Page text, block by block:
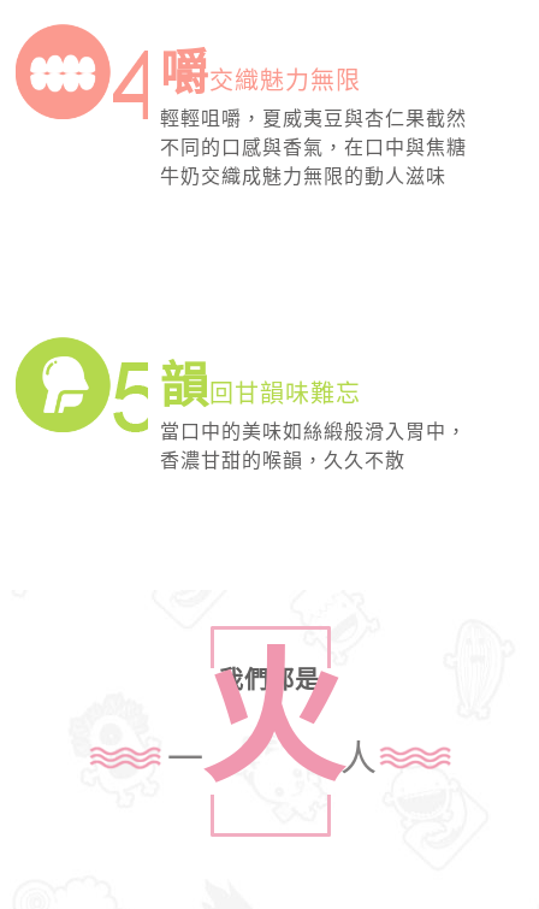
嚼交織魅力無限
輕輕咀嚼，夏威夷豆與杏仁果截然
不同的口感與香氣，在口中與焦糖
牛奶交織成魅力無限的動人滋味
韻 回甘韻味難忘
當口中的美味如絲緞般滑入胃中，
香濃甘甜的喉韻，久久不散
我們都是
一火人